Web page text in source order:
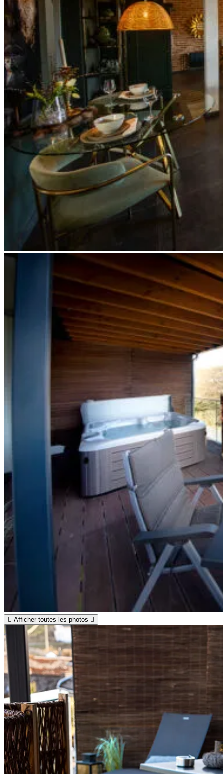
Afficher toutes les photos